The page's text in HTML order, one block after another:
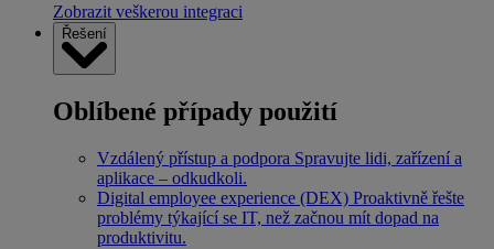
Zobrazit veškerou integraci
Řešení
Oblíbené případy použití
Vzdálený přístup a podpora Spravujte lidi, zařízení a
aplikace – odkudkoli.
Digital employee experience (DEX) Proaktivně řešte
problémy týkající se IT, než začnou mít dopad na
produktivitu.